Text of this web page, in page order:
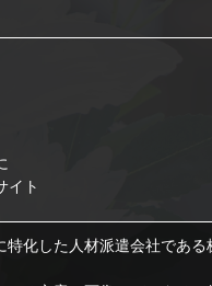
イト
特化した人材派遣会社であ